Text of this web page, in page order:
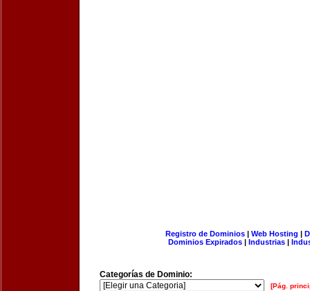
Registro de Dominios| Web Hosting |
Dominios Expirados | Industrias |
Categorías de Dominio:
[Pág.